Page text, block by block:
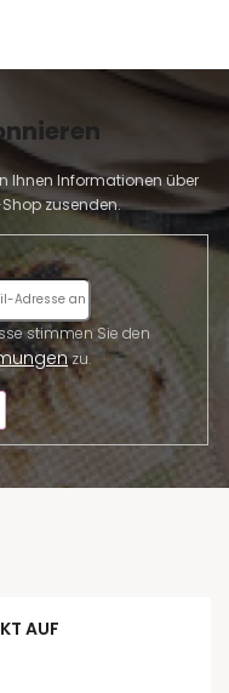
Ihnen Informationen über
zusenden.
zu.
AUF